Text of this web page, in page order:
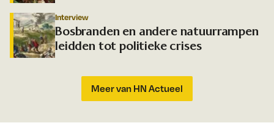
Interview
Bosbranden en andere natuurrampen
leidden tot politieke crises
Meer van HN Actueel